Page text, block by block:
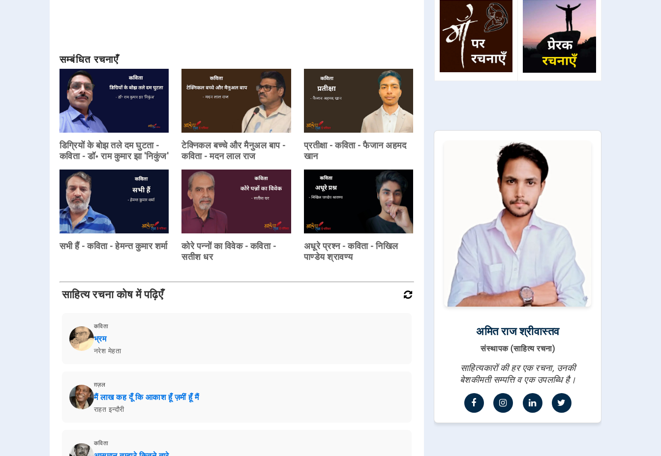
सम्बंधित रचनाएँ
डिग्रियों के बोझ तले दम घुटता -
कविता - डॉ॰ राम कुमार झा 'निकुंज'
टेक्निकल बच्चे और मैनुअल बाप -
कविता - मदन लाल राज
प्रतीक्षा - कविता - फैजान अहमद
खान
सभी हैं - कविता - हेमन्त कुमार शर्मा
कोरे पन्नों का विवेक - कविता -
सतीश धर
अधूरे प्रश्न - कविता - निखिल
पाण्डेय श्रावण्य
साहित्य रचना कोष में पढ़िएँ
कविता
भ्रम
नरेश मेहता
ग़ज़ल
मैं लाख कह दूँ कि आकाश हूँ ज़मीं हूँ मैं
राहत इन्दौरी
कविता
अमित राज श्रीवास्तव
संस्थापक (साहित्य रचना)
साहित्यकारों की हर एक रचना, उनकी
बेशकीमती सम्पत्ति व एक उपलब्धि है।